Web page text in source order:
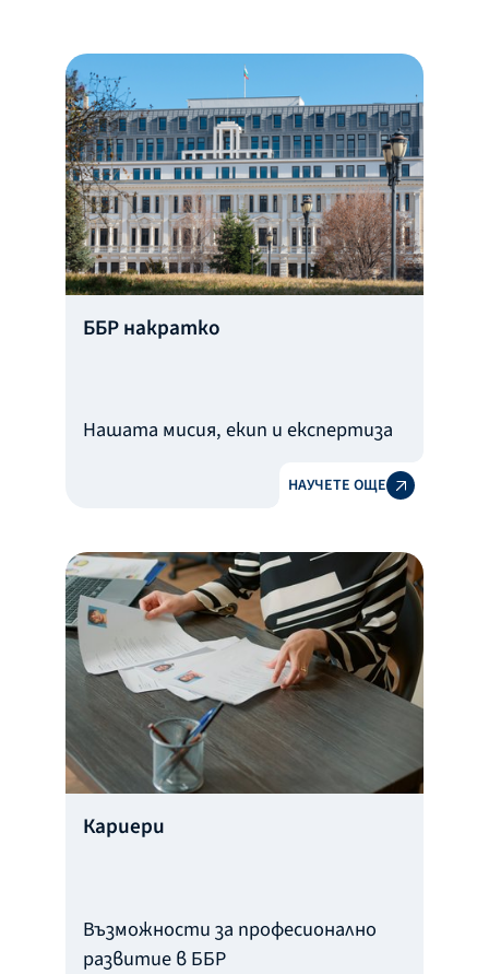
ББР накратко
Нашата мисия, екип и експертиза
НАУЧЕТЕ ОЩЕ
Кариери
Възможности за професионално
развитие в ББР